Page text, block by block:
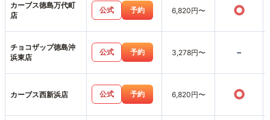
カーブス徳島万代町
店
公式 予約 6,820円〜 ○
チョコザップ徳島沖
浜東店
公式 予約 3,278円〜 -
カーブス西新浜店 公式 予約 6,820円〜 ○